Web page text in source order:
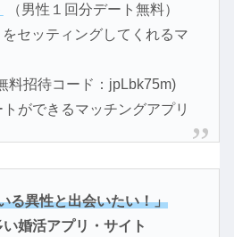
（男性１回分デート無料）
セッティングしてくれるマ
料招待コード：jpLbk75m)
ができるマッチングアプリ
る異性と出会いたい！」
婚活アプリ・サイト